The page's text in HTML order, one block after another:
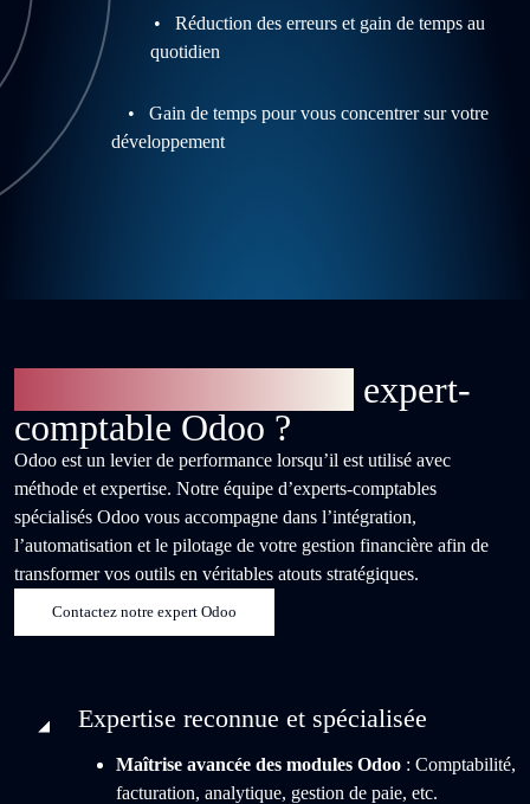
• Réduction des erreurs et gain de temps au
quotidien
• Gain de temps pour vous concentrer sur votre
développement
expert-
comptable Odoo ?
Odoo est un levier de performance lorsqu’il est utilisé avec
méthode et expertise. Notre équipe d’experts-comptables
spécialisés Odoo vous accompagne dans l’intégration,
l’automatisation et le pilotage de votre gestion financière afin de
transformer vos outils en véritables atouts stratégiques.
Contactez notre expert Odoo
Expertise reconnue et spécialisée
Maîtrise avancée des modules Odoo : Comptabilité,
facturation, analytique, gestion de paie, etc.